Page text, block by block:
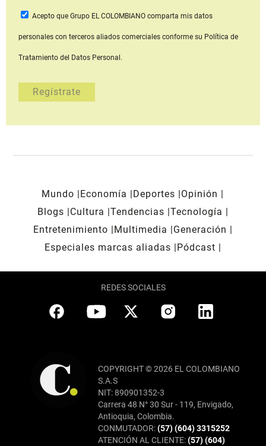
Acepto que Grupo EL COLOMBIANOcomparta mis datos
personales con terceros aliados comerciales conforme su Política de
Tratamiento del Datos Personal.
Mundo Economía Deportes
Opinión
Blogs
Cultura Tendencias Tecnología
Entretenimiento
Multimedia
Generación
Especiales marcas aliadas
Pódcast
REDES SOCIALES
COPYRIGHT © 2026 EL COLOMBIANO
S.A.S
NIT: 890901352-3
Carrera 48 N° 30 Sur - 119, Envigado,
Antioquia, Colombia.
CONMUTADOR:(57) (604) 3315252
ATENCIÓN AL CLIENTE:(57) (604)